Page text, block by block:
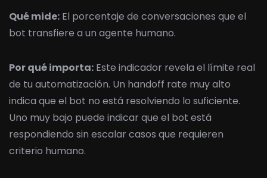
Qué mide: El porcentaje de conversaciones que el
bot transfiere a un agente humano.
Por qué importa: Este indicador revela el límite real
de tu automatización. Un handoff rate muy alto
indica que el bot no está resolviendo lo suficiente.
Uno muy bajo puede indicar que el bot está
respondiendo sin escalar casos que requieren
criterio humano.